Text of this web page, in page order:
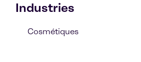
Industries
Cosmétiques